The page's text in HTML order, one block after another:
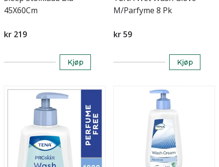
45X60Cm
kr 219
Kjøp
M/Parfyme 8 Pk
kr 59
Kjøp